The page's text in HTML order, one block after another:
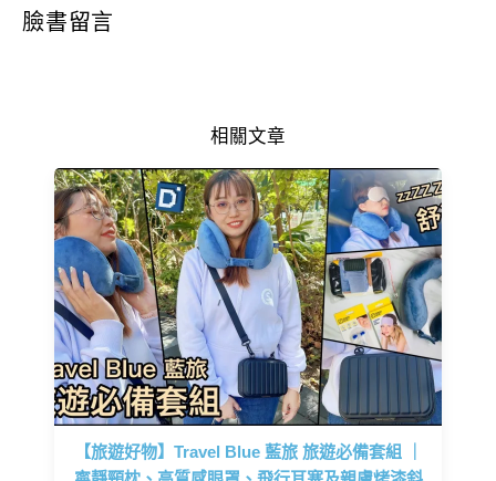
臉書留言
相關文章
【旅遊好物】Travel Blue 藍旅 旅遊必備套組 ｜